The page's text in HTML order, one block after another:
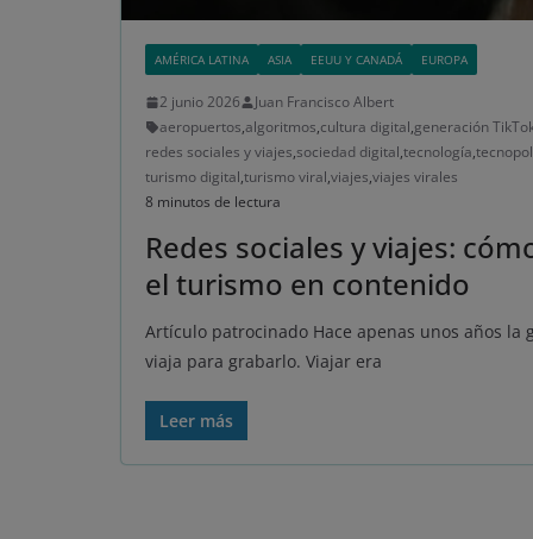
AMÉRICA LATINA ASIA EEUU Y CANADÁ EUROPA
2 junio 2026
Juan Francisco Albert
aeropuertos,algoritmos,cultura digital,generación
redes sociales y viajes,sociedad digital,tecnología,
turismo digital,turismo viral,viajes,viajes virales
8 minutos de lectura
Redes sociales y viajes:
el turismo en contenido
Artículo patrocinado Hace apenas unos años la
viaja para grabarlo. Viajar era
Leer más